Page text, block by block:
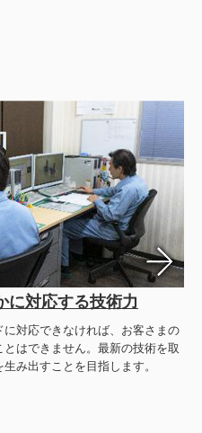
に対応する技術力
対応できなければ、お客さまの
はできません。最新の技術を取
み出すことを目指します。